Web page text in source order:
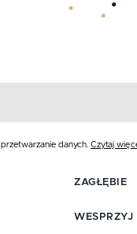
danych. Czytaj
ZAGŁĘBIE
WESPRZYJ